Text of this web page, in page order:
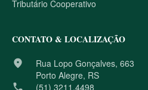
Tributário Cooperativo
CONTATO & LOCALIZAÇÃO
place
Rua Lopo Gonçalves, 663
Porto Alegre, RS
phone
(51) 3211.4498